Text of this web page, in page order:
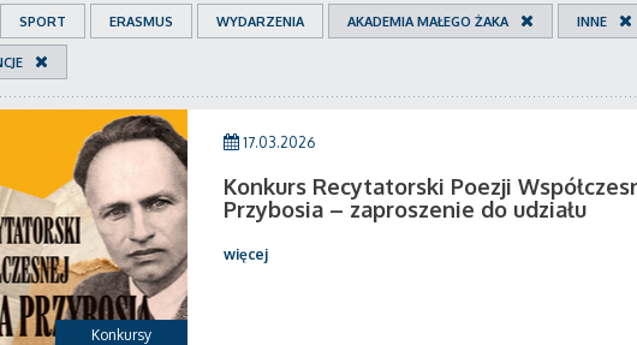
SPORT ERASMUS WYDARZENIA AKADEMIA MAŁEGO ŻAKA INNE
Konkursy
17.03.2026
Konkurs Recytatorski Poezji
Przybosia – zaproszenie do udziału
więcej